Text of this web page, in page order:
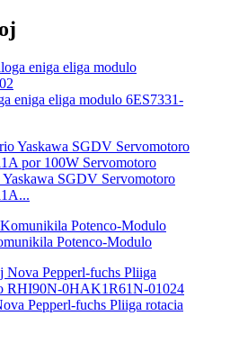
eniga eliga modulo 6ES7331-
SGDV Servomotoro
Potenco-Modulo
Pepperl-fuchs Pliiga rotacia